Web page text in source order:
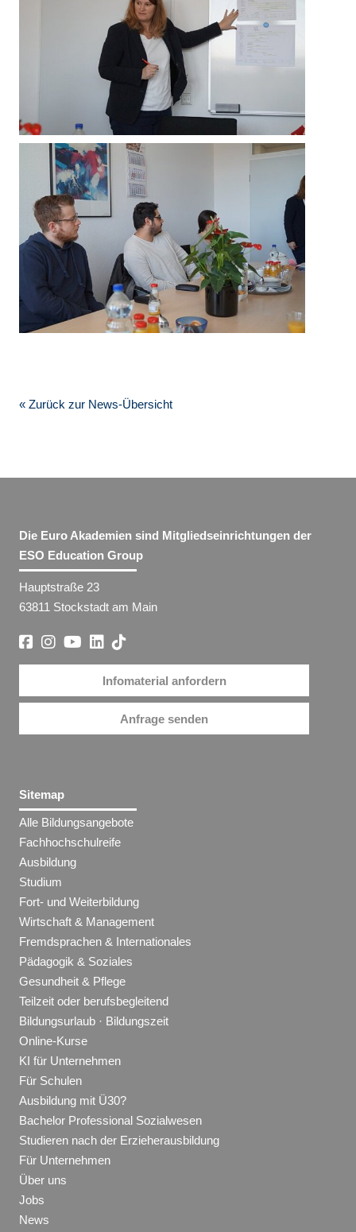
« Zurück zur News-Übersicht
Die Euro Akademien sind Mitgliedseinrichtungen der
ESO Education Group
Hauptstraße 23
63811 Stockstadt am Main
Infomaterial anfordern
Anfrage senden
Sitemap
Alle Bildungsangebote
Fachhochschulreife
Ausbildung
Studium
Fort- und Weiterbildung
Wirtschaft & Management
Fremdsprachen & Internationales
Pädagogik & Soziales
Gesundheit & Pflege
Teilzeit oder berufsbegleitend
Bildungsurlaub · Bildungszeit
Online-Kurse
KI für Unternehmen
Für Schulen
Ausbildung mit Ü30?
Bachelor Professional Sozialwesen
Studieren nach der Erzieherausbildung
Für Unternehmen
Über uns
Jobs
News